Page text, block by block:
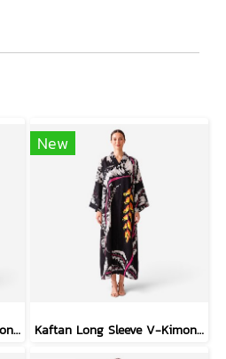
Kaftan Long Sleeve V-Kimono - Red : The Curious Yellow Cat
New
Kaftan Long Sleeve V-Kimono - Black : Heliconia on Monochrome Leaves